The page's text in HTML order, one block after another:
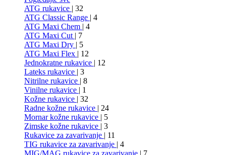
ATG rukavice | 32
ATG Classic Range | 4
ATG Maxi Chem | 4
ATG Maxi Cut | 7
ATG Maxi Dry | 5
ATG Maxi Flex | 12
Jednokratne rukavice | 12
Lateks rukavice | 3
Nitrilne rukavice | 8
Vinilne rukavice | 1
Kožne rukavice | 32
Radne kožne rukavice | 24
Mornar kožne rukavice | 5
Zimske kožne rukavice | 3
Rukavice za zavarivanje | 11
TIG rukavice za zavarivanje | 4
MIG/MAG rukavice za zavarivanje | 7